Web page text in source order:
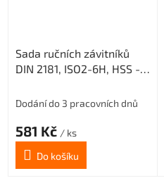
Sada ručních závitníků
DIN 2181, ISO2-6H, HSS -
M6x0,75 /0300/
Dodání do 3 pracovních dnů
581 Kč / ks
Do košíku